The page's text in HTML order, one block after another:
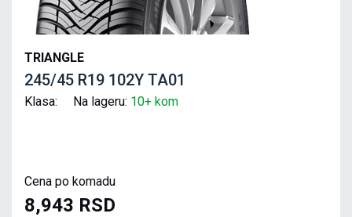
TRIANGLE
245/45 R19 102Y TA01
Klasa: Na lageru: 10+ kom
Cena po komadu
8,943 RSD